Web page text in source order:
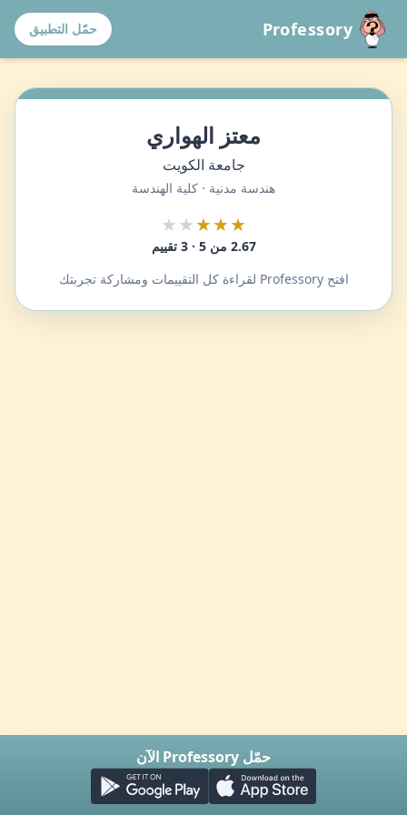
Professory حمّل التطبيق
معتز الهواري
جامعة الكويت
هندسة مدنية · كلية الهندسة
★★★
★★
2.67 من 5 · 3 تقييم
افتح Professory لقراءة كل التقييمات ومشاركة تجربتك
حمّل Professory الآن